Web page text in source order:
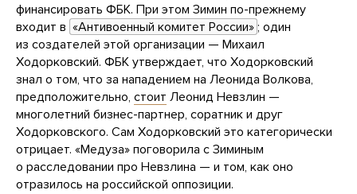
финансировать ФБК. При этом Зимин по-прежнему
входит в «Антивоенный комитет России» ; один
из создателей этой организации — Михаил
Ходорковский. ФБК утверждает, что Ходорковский
знал о том, что за нападением на Леонида Волкова,
предположительно, стоит Леонид Невзлин —
многолетний бизнес-партнер, соратник и друг
Ходорковского. Сам Ходорковский это категорически
отрицает. «Медуза» поговорила с Зиминым
о расследовании про Невзлина — и том, как оно
отразилось на российской оппозиции.